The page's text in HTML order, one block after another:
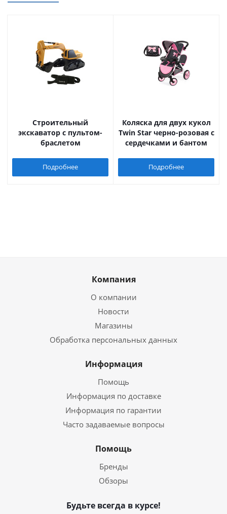
Строительный
экскаватор с пультом-
браслетом
Подробнее
Коляска для двух кукол
Twin Star черно-розовая с
сердечками и бантом
Подробнее
Компания
О компании
Новости
Магазины
Обработка персональных данных
Информация
Помощь
Информация по доставке
Информация по гарантии
Часто задаваемые вопросы
Помощь
Бренды
Обзоры
Будьте всегда в курсе!